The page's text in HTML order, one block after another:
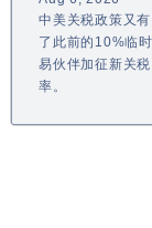
中美关税政策又
了此前的10%临
易伙伴加征新关
率。